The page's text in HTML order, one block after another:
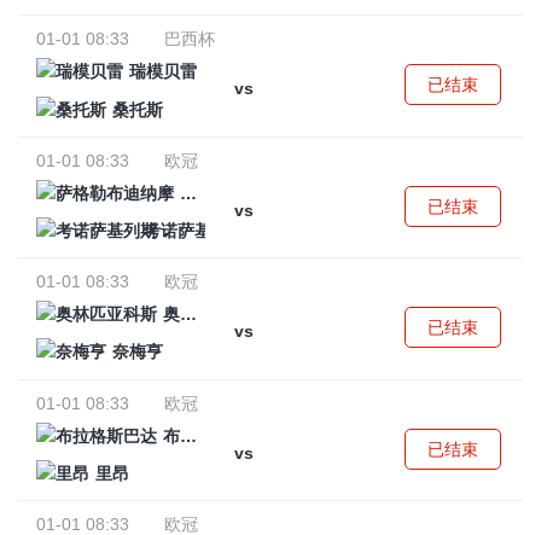
01-01 08:33
巴西杯
瑞模贝雷
vs
桑托斯
已结束
01-01 08:33
欧冠
萨格勒布迪纳摩
vs
考诺萨基列斯
已结束
01-01 08:33
欧冠
奥林匹亚科斯
vs
奈梅亨
已结束
01-01 08:33
欧冠
布拉格斯巴达
vs
里昂
已结束
01-01 08:33
欧冠